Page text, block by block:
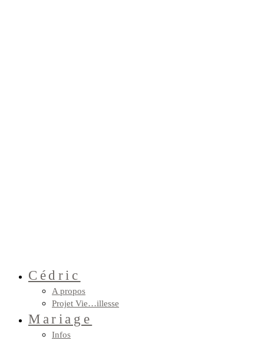
Cédric
A propos
Projet Vie…illesse
Mariage
Infos